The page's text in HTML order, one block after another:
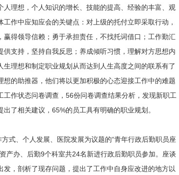
理想，个人知识的增长、技能的提高、经验的丰富、观
作中应知应会的关键点：对上级的托付立即采取行动，
得领导信赖；勇于承担责任，不找托词借口；工作勤汇
支持，坚持自我反思；养成倾听习惯，理解对方思想内
理想和制定职业规划从而达到人生高度之间的联系有了
的助推器，他们将以更加积极的心态迎接工作中的难题
作状态问卷调查，56份问卷调查结果分析，发现新职工
了相关建议，65%的员工具有明确的职业规划。
、个人发展、医院发展为议题的“青年行政后勤职员座
产办、后勤9个科室共24名新进行政后勤职员参加。座谈
，剖析了现存问题，提出了工作中自身应改进的地方以